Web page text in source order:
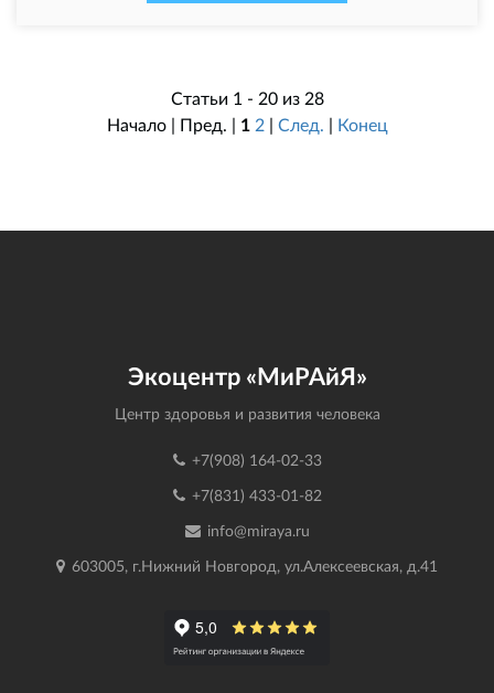
Статьи 1 - 20 из 28
Начало | Пред. | 1 2 | След. | Конец
Экоцентр «МиРАйЯ»
Центр здоровья и развития человека
+7(908) 164-02-33
+7(831) 433-01-82
info@miraya.ru
603005, г.Нижний Новгород, ул.Алексеевская, д.41